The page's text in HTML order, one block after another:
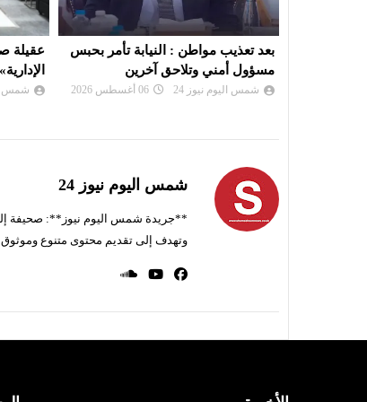
عقيلة صالح: ندعم «هيئة الرقابة
الإدارية» وأجهزتها
شمس اليوم نيوز 24 05 أغسطس 2026
بشأن
شمس
شمس اليوم نيوز 24
**جريدة شمس اليوم نيوز**: صحيفة
وتهدف إلى تقديم محتوى متنوع